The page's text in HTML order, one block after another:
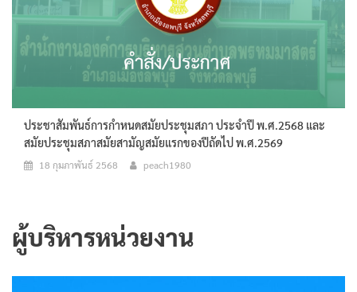
ประชาสัมพันธ์การกำหนดสมัยประชุมสภา ประจำปี พ.ศ.2568 และ
สมัยประชุมสภาสมัยสามัญสมัยแรกของปีถัดไป พ.ศ.2569
18 กุมภาพันธ์ 2568 peach1980
ผู้บริหารหน่วยงาน